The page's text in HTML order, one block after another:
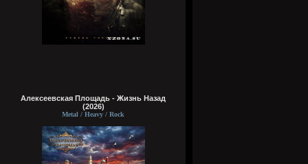
Алексеевская Площадь - Жизнь Назад
(2026)
Metal / Heavy / Rock